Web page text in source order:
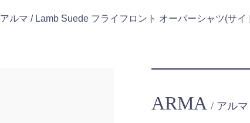
アルマ / Lamb Suede フライフロント オーバーシャツ(サ
ARMA/ アルマ